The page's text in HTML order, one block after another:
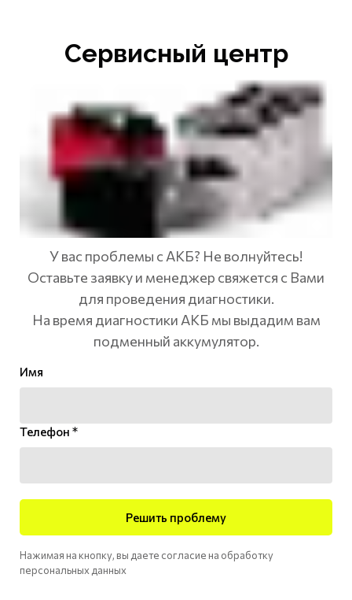
Сервисный центр
У вас проблемы с АКБ? Не волнуйтесь!
Оставьте заявку и менеджер свяжется с Вами
для проведения диагностики.
На время диагностики АКБ мы выдадим вам
подменный аккумулятор.
Имя
Телефон *
Решить проблему
Нажимая на кнопку, вы даете согласие на обработку
персональных данных